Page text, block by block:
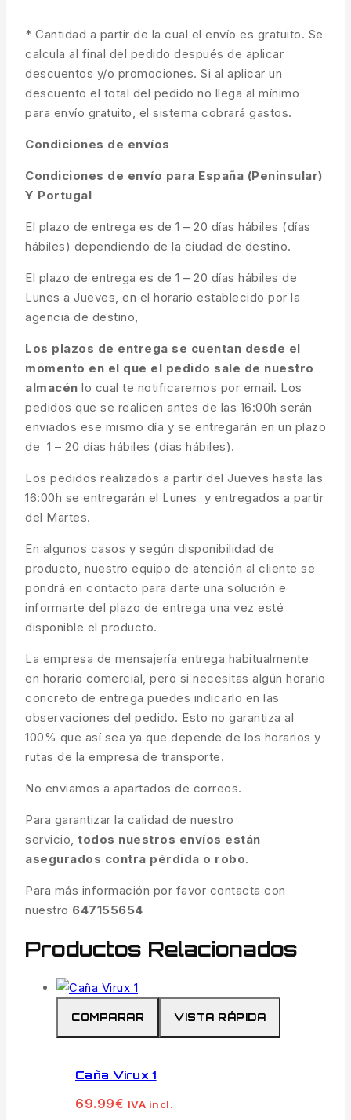
* Cantidad a partir de la cual el envío es gratuito. Se
calcula al final del pedido después de aplicar
descuentos y/o promociones. Si al aplicar un
descuento el total del pedido no llega al mínimo
para envío gratuito, el sistema cobrará gastos.
Condiciones de envíos
Condiciones de envío para España (Peninsular)
Y Portugal
El plazo de entrega es de 1 – 20 días hábiles (días
hábiles) dependiendo de la ciudad de destino.
El plazo de entrega es de 1 – 20 días hábiles de
Lunes a Jueves, en el horario establecido por la
agencia de destino,
Los plazos de entrega se cuentan desde el
momento en el que el pedido sale de nuestro
almacén lo cual te notificaremos por email. Los
pedidos que se realicen antes de las 16:00h serán
enviados ese mismo día y se entregarán en un plazo
de 1 – 20 días hábiles (días hábiles).
Los pedidos realizados a partir del Jueves hasta las
16:00h se entregarán el Lunes y entregados a partir
del Martes.
En algunos casos y según disponibilidad de
producto, nuestro equipo de atención al cliente se
pondrá en contacto para darte una solución e
informarte del plazo de entrega una vez esté
disponible el producto.
La empresa de mensajería entrega habitualmente
en horario comercial, pero si necesitas algún horario
concreto de entrega puedes indicarlo en las
observaciones del pedido. Esto no garantiza al
100% que así sea ya que depende de los horarios y
rutas de la empresa de transporte.
No enviamos a apartados de correos.
Para garantizar la calidad de nuestro
servicio, todos nuestros envíos están
asegurados contra pérdida o robo.
Para más información por favor contacta con
nuestro 647155654
Productos Relacionados
COMPARAR VISTA RÁPIDA
Caña Virux 1
69.99€ IVA incl.